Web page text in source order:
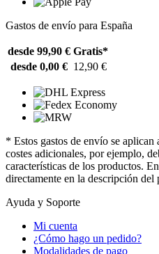
Gastos de envío para España
desde 99,90 € Gratis*
desde 0,00 € 12,90 €
* Estos gastos de envío se aplican
costes adicionales, por ejemplo,
características de los productos.
directamente en la descripción del
Ayuda y Soporte
Mi cuenta
¿Cómo hago un pedido?
Modalidades de pago